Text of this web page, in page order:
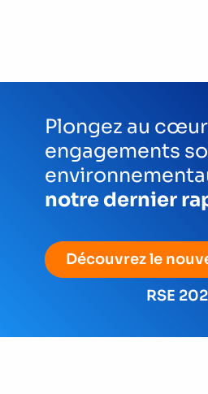
Plongez au
engagements
notre dernier
Découvrez le
RSE